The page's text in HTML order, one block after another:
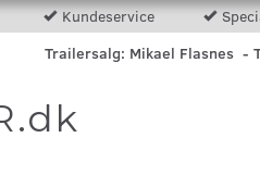
Kundeservice
Trailersalg: Mikael Flasnes -